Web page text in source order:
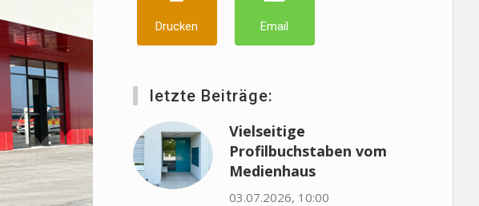
Drucken Email
letzte Beiträge:
Vielseitige
Profilbuchstaben vom
Medienhaus
03.07.2026, 10:00